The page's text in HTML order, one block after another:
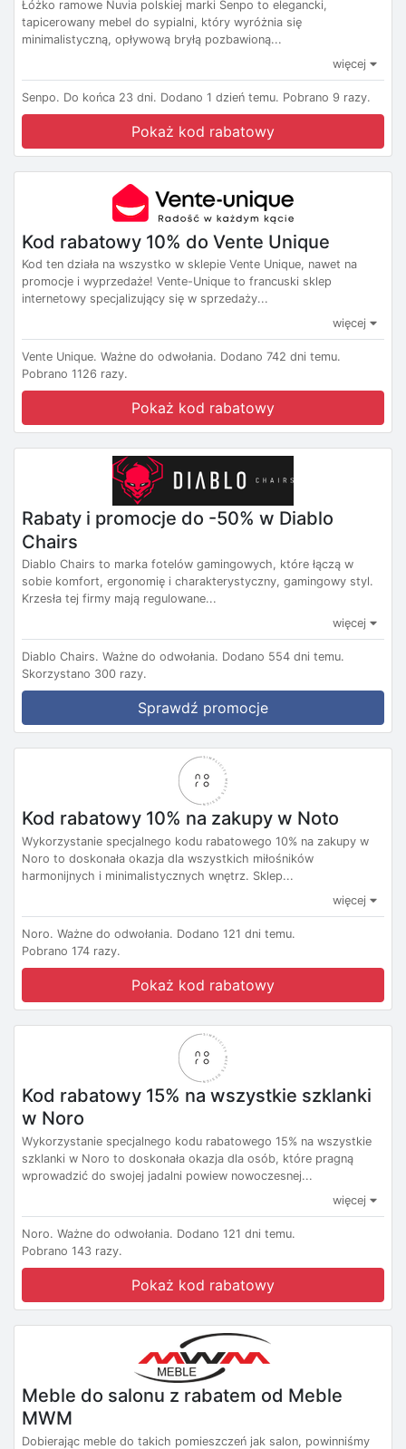
Łóżko ramowe Nuvia polskiej marki Senpo to elegancki,
tapicerowany mebel do sypialni, który wyróżnia się
minimalistyczną, opływową bryłą pozbawioną...
więcej
Senpo. Do końca 23 dni. Dodano 1 dzień temu. Pobrano 9 razy.
Pokaż kod rabatowy
Kod rabatowy 10% do Vente Unique
Kod ten działa na wszystko w sklepie Vente Unique, nawet na
promocje i wyprzedaże! Vente-Unique to francuski sklep
internetowy specjalizujący się w sprzedaży...
więcej
Vente Unique. Ważne do odwołania. Dodano 742 dni temu.
Pobrano 1126 razy.
Pokaż kod rabatowy
Rabaty i promocje do -50% w Diablo
Chairs
Diablo Chairs to marka fotelów gamingowych, które łączą w
sobie komfort, ergonomię i charakterystyczny, gamingowy styl.
Krzesła tej firmy mają regulowane...
więcej
Diablo Chairs. Ważne do odwołania. Dodano 554 dni temu.
Skorzystano 300 razy.
Sprawdź promocje
Kod rabatowy 10% na zakupy w Noto
Wykorzystanie specjalnego kodu rabatowego 10% na zakupy w
Noro to doskonała okazja dla wszystkich miłośników
harmonijnych i minimalistycznych wnętrz. Sklep...
więcej
Noro. Ważne do odwołania. Dodano 121 dni temu.
Pobrano 174 razy.
Pokaż kod rabatowy
Kod rabatowy 15% na wszystkie szklanki
w Noro
Wykorzystanie specjalnego kodu rabatowego 15% na wszystkie
szklanki w Noro to doskonała okazja dla osób, które pragną
wprowadzić do swojej jadalni powiew nowoczesnej...
więcej
Noro. Ważne do odwołania. Dodano 121 dni temu.
Pobrano 143 razy.
Pokaż kod rabatowy
Meble do salonu z rabatem od Meble
MWM
Dobierając meble do takich pomieszczeń jak salon, powinniśmy